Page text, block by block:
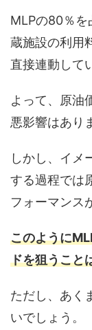
MLPの80％を
蔵施設の利用
直接連動して
よって、原油
悪影響はあり
しかし、イメ
する過程では
フォーマンス
このように
ドを狙うこと
ただし、あく
いでしょう。